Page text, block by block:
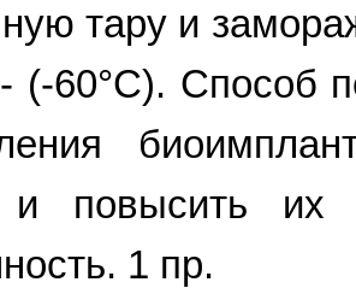
тару и
(-60°С). Способ
и повысить их
1 пр.